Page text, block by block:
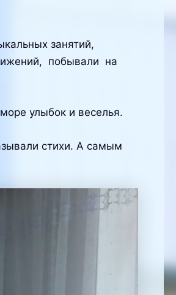
занятий,
побывали на
улыбок и веселья.
стихи. А самым